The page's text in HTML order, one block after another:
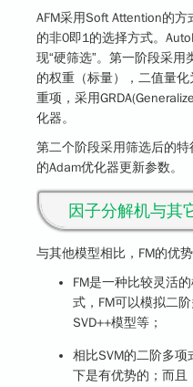
AFM采用Soft Attention的
的非0即1的选择方式。
现“硬筛选”。第一阶段采用
的权重（标量），二值量
重项，采用
化器。
第二个阶段采用筛选后的
的Adam优化器更新参数。
因子分解机与其
与其他模型相比，FM的优势
FM是一种比较灵活
式，FM可以模拟二阶
SVD++模型等；
相比SVM的二阶多
下是有优势的；而且